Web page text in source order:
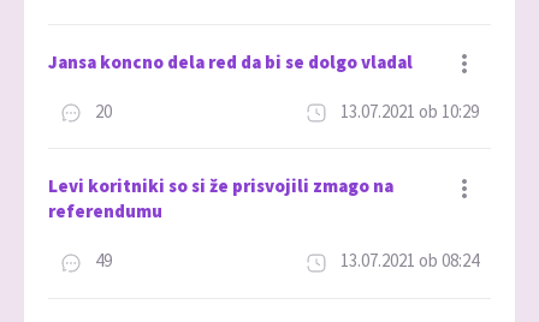
Jansa koncno dela red da bi se dolgo vladal
20 13.07.2021 ob 10:29
Levi koritniki so si že prisvojili zmago na
referendumu
49 13.07.2021 ob 08:24
Dodaj med priljubljene